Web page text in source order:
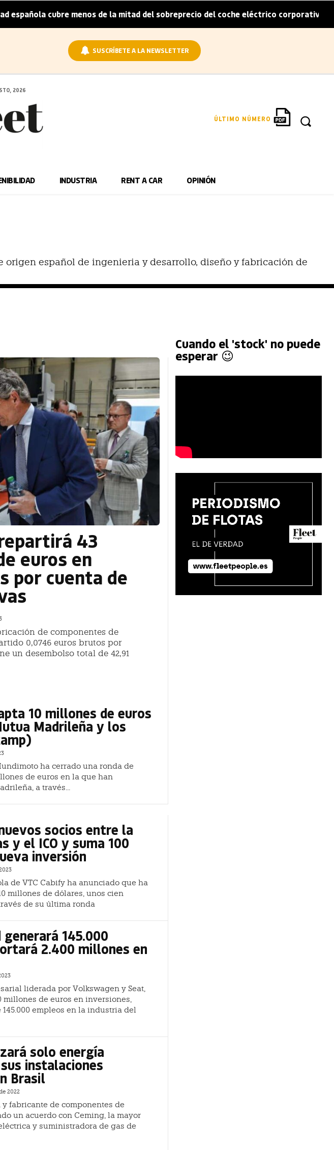
cubre menos de la mitad del sobreprecio del coche eléctrico corporativo | Arval
SUSCRÍBETE A LA NEWSLETTER
2026
ÚLTIMO NÚMERO
INDUSTRIA RENT A CAR OPINIÓN
origen español de ingenieria y desarrollo, diseño y fabricación de
43
euros en
por cuenta de
de componentes de
0,0746 euros brutos por
un desembolso total de 42,91
10 millones de euros
Madrileña y los
ha cerrado una ronda de
de euros en la que han
a través...
socios entre la
y el ICO y suma 100
inversión
de VTC Cabify ha anunciado que ha
millones de dólares, unos cien
de su última ronda
145.000
2.400 millones en
liderada por Volkswagen y Seat,
millones de euros en inversiones,
empleos en la industria del
solo energía
instalaciones
Brasil
2022
y fabricante de componentes de
un acuerdo con Ceming, la mayor
y suministradora de gas de
Cuando el 'stock' no puede
esperar 😉